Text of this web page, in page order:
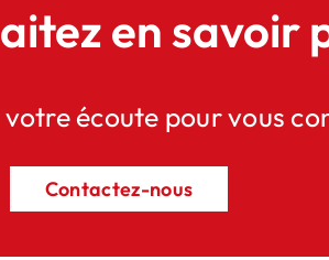
en savoir
votre écoute pour vous
Contactez-nous